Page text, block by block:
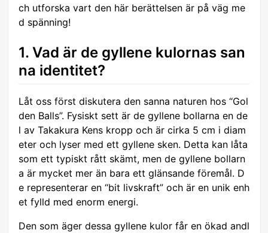
ch utforska vart den här berättelsen är på väg me
d spänning!
1. Vad är de gyllene kulornas san
na identitet?
Låt oss först diskutera den sanna naturen hos “Gol
den Balls”. Fysiskt sett är de gyllene bollarna en de
l av Takakura Kens kropp och är cirka 5 cm i diam
eter och lyser med ett gyllene sken. Detta kan låta
som ett typiskt rått skämt, men de gyllene bollarn
a är mycket mer än bara ett glänsande föremål. D
e representerar en “bit livskraft” och är en unik enh
et fylld med enorm energi.
Den som äger dessa gyllene kulor får en ökad andl